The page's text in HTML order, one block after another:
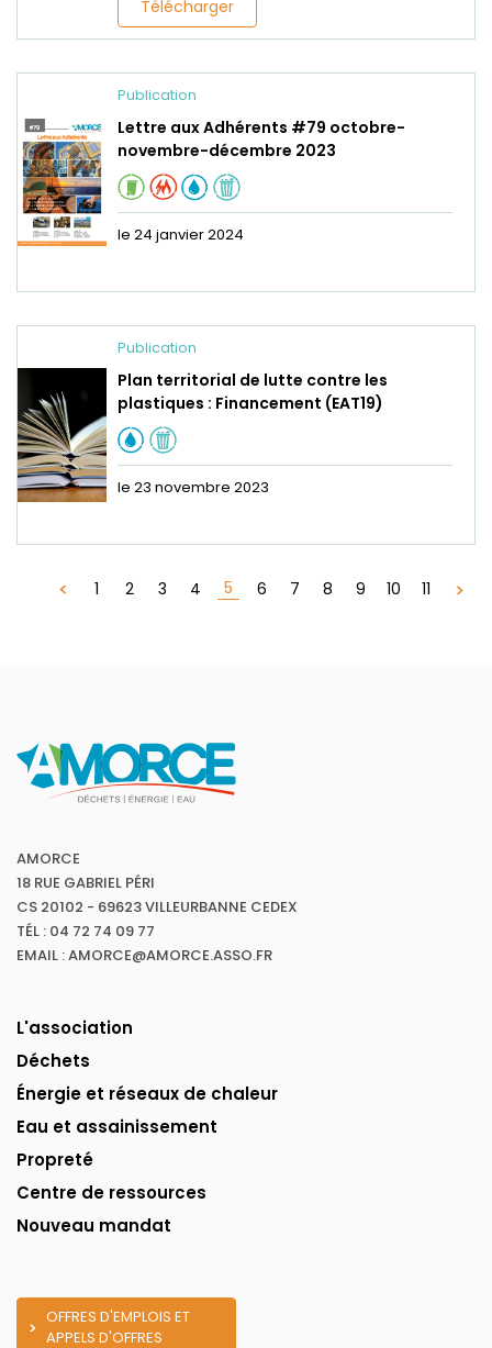
Télécharger
Publication
Lettre aux Adhérents #79 octobre-
novembre-décembre 2023
le 24 janvier 2024
Publication
Plan territorial de lutte contre les
plastiques : Financement (EAT19)
le 23 novembre 2023
1 2 3 4 5 6 7 8 9 10 11
AMORCE
18 RUE GABRIEL PÉRI
CS 20102 - 69623 VILLEURBANNE CEDEX
TÉL : 04 72 74 09 77
EMAIL : AMORCE@AMORCE.ASSO.FR
L'association
Déchets
Énergie et réseaux de chaleur
Eau et assainissement
Propreté
Centre de ressources
Nouveau mandat
OFFRES D'EMPLOIS ET
APPELS D'OFFRES